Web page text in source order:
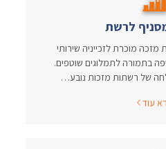
לרשת
מוכרת לזכייניה שירותי
בתמורה לתמלוגים שוטפים.
של רשתות מזכות נובע…
עוד